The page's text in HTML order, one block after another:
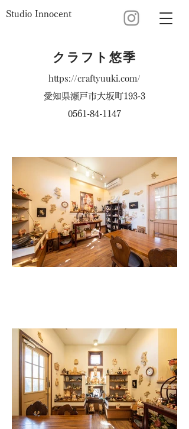
Studio Innocent
クラフト悠季
https://craftyuuki.com/
愛知県瀬戸市大坂町193-3
0561-84-1147